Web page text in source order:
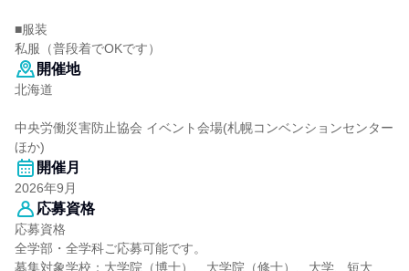
■服装
私服（普段着でOKです）
開催地
北海道
中央労働災害防止協会 イベント会場(札幌コンベンションセンター
ほか)
開催月
2026年9月
応募資格
応募資格
全学部・全学科ご応募可能です。
募集対象学校：大学院（博士）、大学院（修士）、大学、短大